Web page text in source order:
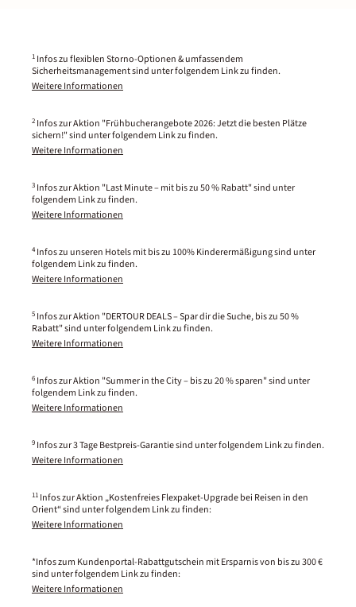
1 Infos zu flexiblen Storno-Optionen & umfassendem
Sicherheitsmanagement sind unter folgendem Link zu finden.
Weitere Informationen
2 Infos zur Aktion "Frühbucherangebote 2026: Jetzt die besten Plätze
sichern!" sind unter folgendem Link zu finden.
Weitere Informationen
3 Infos zur Aktion "Last Minute – mit bis zu 50 % Rabatt" sind unter
folgendem Link zu finden.
Weitere Informationen
4 Infos zu unseren Hotels mit bis zu 100% Kinderermäßigung sind unter
folgendem Link zu finden.
Weitere Informationen
5 Infos zur Aktion "DERTOUR DEALS – Spar dir die Suche, bis zu 50 %
Rabatt" sind unter folgendem Link zu finden.
Weitere Informationen
6 Infos zur Aktion "Summer in the City – bis zu 20 % sparen" sind unter
folgendem Link zu finden.
Weitere Informationen
9 Infos zur 3 Tage Bestpreis-Garantie sind unter folgendem Link zu finden.
Weitere Informationen
11 Infos zur Aktion „Kostenfreies Flexpaket-Upgrade bei Reisen in den
Orient“ sind unter folgendem Link zu finden:
Weitere Informationen
*Infos zum Kundenportal-Rabattgutschein mit Ersparnis von bis zu 300 €
sind unter folgendem Link zu finden:
Weitere Informationen